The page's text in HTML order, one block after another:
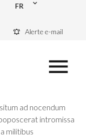
FR
Alerte e-mail
ad nocendum
intromissa
militibus